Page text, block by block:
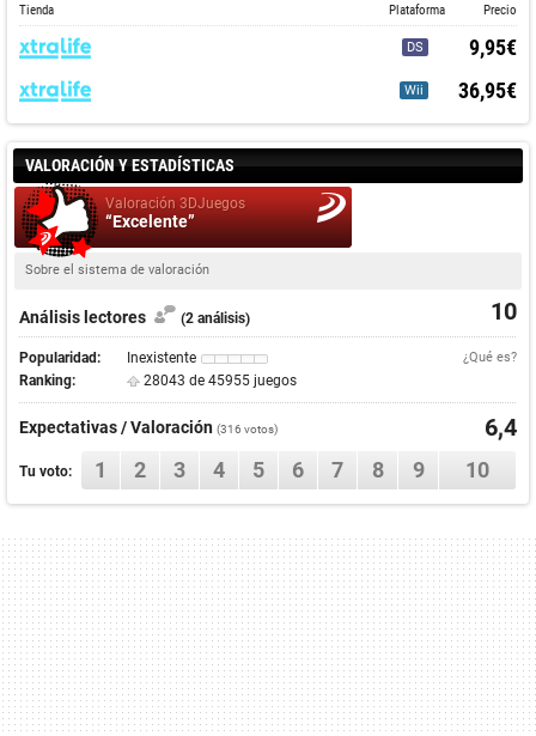
Tienda Plataforma Precio
DS 9,95€
Wii 36,95€
VALORACIÓN Y ESTADÍSTICAS
Valoración 3DJuegos
“Excelente”
Sobre el sistema de valoración
10
Análisis lectores (2 análisis)
Popularidad: Inexistente ¿Qué es?
Ranking: 28043 de 45955 juegos
Expectativas / Valoración (316 votos) 6,4
Tu voto: 1 2 3 4 5 6 7 8 9 10